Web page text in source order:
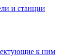
и станции
к ним